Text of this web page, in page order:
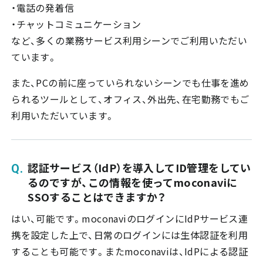
・電話の発着信
・チャットコミュニケーション
など、多くの業務サービス利用シーンでご利用いただい
ています。
また、PCの前に座っていられないシーンでも仕事を進め
られるツールとして、オフィス、外出先、在宅勤務でもご
利用いただいています。
認証サービス（IdP）を導入してID管理をしてい
るのですが、この情報を使ってmoconaviに
SSOすることはできますか？
はい、可能です。moconaviのログインにIdPサービス連
携を設定した上で、日常のログインには生体認証を利用
することも可能です。またmoconaviは、IdPによる認証